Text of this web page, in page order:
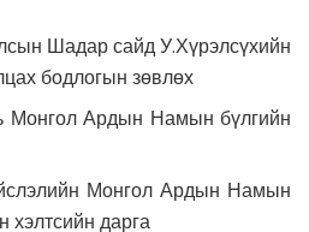
Шадар сайд У.Хүрэлсүхийн
бодлогын зөвлөх
Монгол Ардын Намын бүлгийн
Монгол Ардын Намын
хэлтсийн дарга